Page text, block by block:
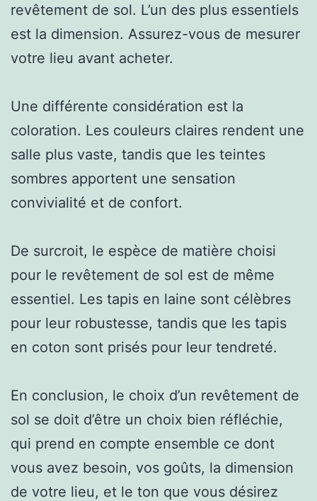
revêtement de sol. L’un des plus essentiels
est la dimension. Assurez-vous de mesurer
votre lieu avant acheter.
Une différente considération est la
coloration. Les couleurs claires rendent une
salle plus vaste, tandis que les teintes
sombres apportent une sensation
convivialité et de confort.
De surcroit, le espèce de matière choisi
pour le revêtement de sol est de même
essentiel. Les tapis en laine sont célèbres
pour leur robustesse, tandis que les tapis
en coton sont prisés pour leur tendreté.
En conclusion, le choix d’un revêtement de
sol se doit d’être un choix bien réfléchie,
qui prend en compte ensemble ce dont
vous avez besoin, vos goûts, la dimension
de votre lieu, et le ton que vous désirez